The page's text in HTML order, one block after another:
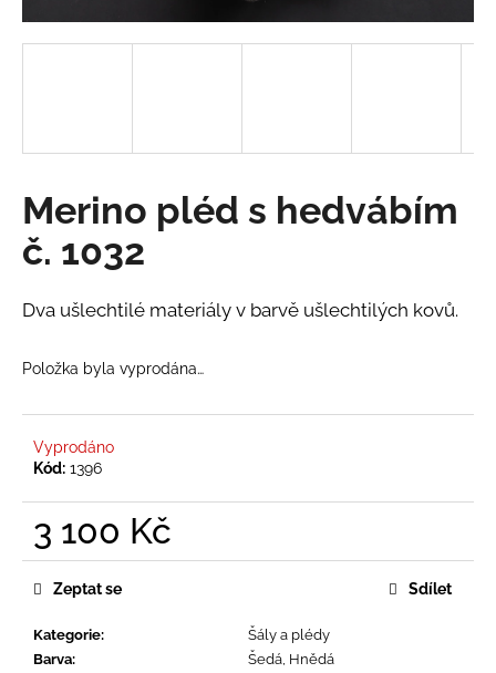
Merino pléd s hedvábím
č. 1032
Dva ušlechtilé materiály v barvě ušlechtilých kovů.
Položka byla vyprodána…
Vyprodáno
Kód: 1396
3 100 Kč
Měrná
cena:
Kategorie:
Šály a plédy
Barva:
Šedá, Hnědá
Zeptat se Sdílet
a
o
u
č
u
m